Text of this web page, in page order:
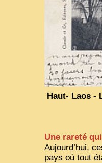
Haut- Laos -
Une rareté
Aujourd’hui,
pays où tout